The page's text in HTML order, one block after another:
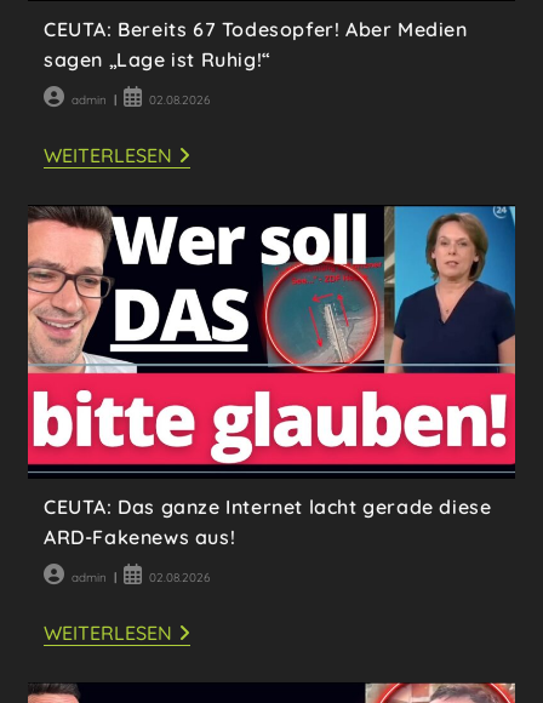
CEUTA: Bereits 67 Todesopfer! Aber Medien
sagen „Lage ist Ruhig!“
Beitrags-
admin
Beitrag
02.08.2026
WEITERLESENCEUTA:
BEREITS
TODESOPFER!
ABER
MEDIEN
SAGEN
„LAGE
IST
RUHIG!“
CEUTA: Das ganze Internet lacht gerade diese
ARD-Fakenews aus!
Beitrags-
admin
Beitrag02.08.2026
WEITERLESENCEUTA:
DAS
INTERNET